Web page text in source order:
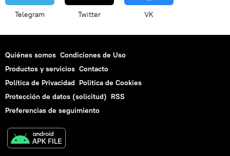
Telegram Twitter VK
Quiénes somos Condiciones de Uso
Productos y servicios Contacto
Política de Privacidad Politica de Cookies
Protección de datos (solicitud) RSS
Preferencias de seguimiento